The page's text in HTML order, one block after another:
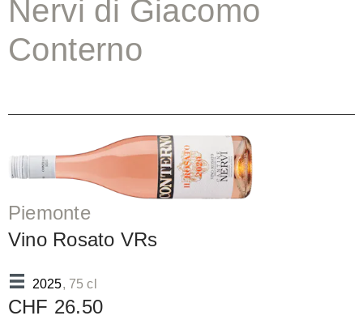
Nervi di Giacomo
Conterno
Piemonte
Vino Rosato VRs
2025, 75 cl
CHF 26.50